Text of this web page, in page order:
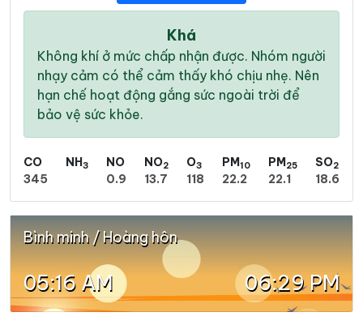
Khá
Không khí ở mức chấp nhận được. Nhóm người
nhạy cảm có thể cảm thấy khó chịu nhẹ. Nên
hạn chế hoạt động gắng sức ngoài trời để
bảo vệ sức khỏe.
CO
345
NH3
NO
0.9
NO2
13.7
O3
118
PM10
22.2
PM25
22.1
SO2
18.6
Bình minh / Hoàng hôn
05:16 AM 06:29 PM